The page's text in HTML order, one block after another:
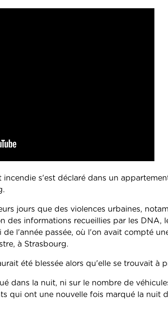
s'est déclaré dans un
jours que des violences urbaines,
des informations recueillies par les DNA,
de l'année passée, où l'on avait compté
à Strasbourg.
été blessée alors qu'elle se trouvait à
dans la nuit, ni sur le nombre de
qui ont une nouvelle fois marqué la nuit